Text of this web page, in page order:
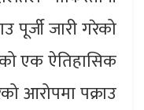
पूर्जी जारी गरेको
एक ऐतिहासिक
आरोपमा पक्राउ